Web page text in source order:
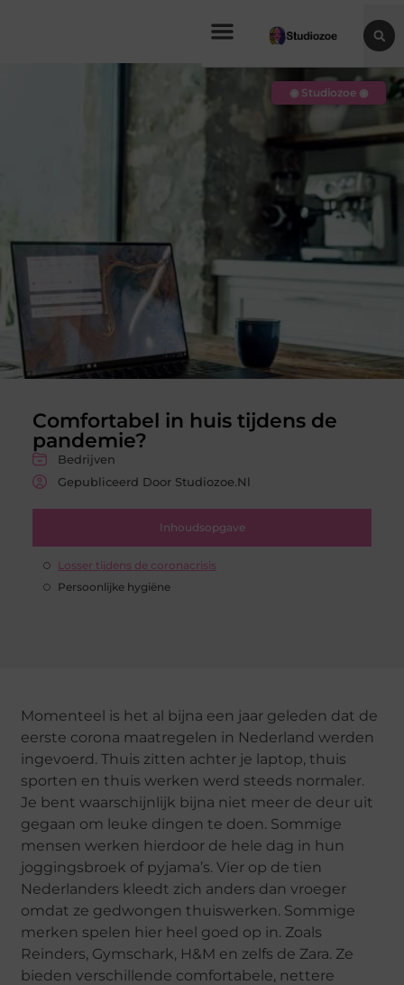
Comfortabel in huis tijdens de
pandemie?
Bedrijven
Gepubliceerd Door Studiozoe.nl
Inhoudsopgave
Losser tijdens de coronacrisis
Persoonlijke hygiëne
◉ Studiozoe ◉
Momenteel is het al bijna een jaar geleden dat de
eerste corona maatregelen in Nederland werden
ingevoerd. Thuis zitten achter je laptop, thuis
sporten en thuis werken werd steeds normaler.
Je bent waarschijnlijk bijna niet meer de deur uit
gegaan om leuke dingen te doen. Sommige
mensen werken hierdoor de hele dag in hun
joggingsbroek of pyjama’s. Vier op de tien
Nederlanders kleedt zich anders dan vroeger
omdat ze gedwongen thuiswerken. Sommige
merken spelen hier heel goed op in. Zoals
Reinders, Gymschark, H&M en zelfs de Zara. Ze
bieden verschillende comfortabele, nettere